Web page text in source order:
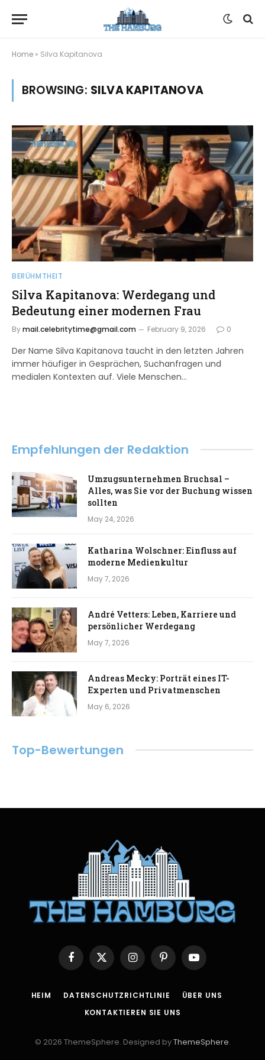
Home » Silva Kapitanova
BROWSING: SILVA KAPITANOVA
BERÜHMTHEIT
Silva Kapitanova: Werdegang und
Bedeutung einer modernen Frau
Bymail.celebritytime@gmail.com February 9, 2026 0
Der Name Silva Kapitanova taucht in den letzten Jahren
immer häufiger in Gesprächen, Suchanfragen und
medialen Kontexten auf. Viele Menschen…
Empfehlungen der Redaktion
Umzugsunternehmen Bruchsal –
Alles, was Sie vor der Buchung wissen
sollten
May 24, 2026
Katharina Wolschner: Einfluss auf
moderne Medienkultur
May 7, 2026
André Vetters: Leben, Karriere und
persönlicher Werdegang
May 7, 2026
Andreas Mecky: Porträt eines IT-
Experten und Privatmenschen
May 6, 2026
Top-Bewertungen
Facebook
X
(Twitter)
InstagramPinterestYouTube
HEIM DATENSCHUTZRICHTLINIE
ÜBER UNS
KONTAKTIEREN SIE UNS
© 2026 ThemeSphere. Designed byThemeSphere.